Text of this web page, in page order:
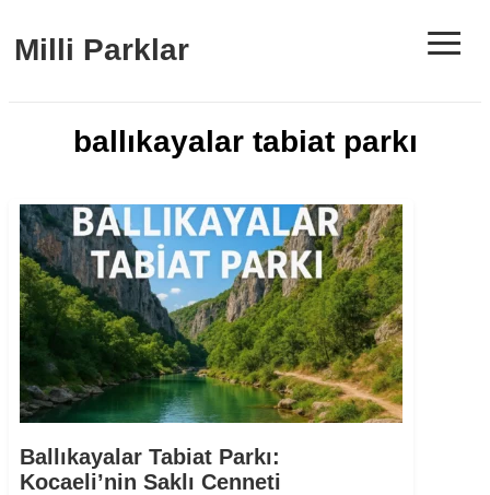
Milli Parklar ≡
ballıkayalar tabiat parkı
Ballıkayalar Tabiat Parkı:
Kocaeli’nin Saklı Cenneti